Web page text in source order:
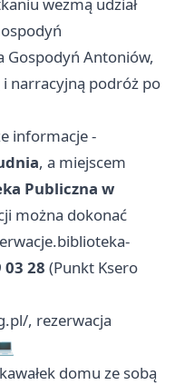
wezmą udział
Gospodyń Antoniów,
narracyjną podróż po
informacje -
, a miejscem
Publiczna w
można dokonać
03 28 (Punkt Ksero
, rezerwacja
domu ze sobą